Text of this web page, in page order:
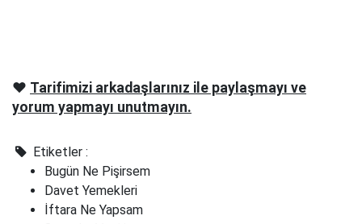
❤️ Tarifimizi arkadaşlarınız ile paylaşmayı ve
yorum yapmayı unutmayın.
Etiketler :
Bugün Ne Pişirsem
Davet Yemekleri
İftara Ne Yapsam